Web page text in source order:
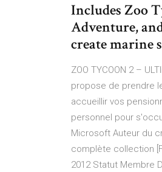
Includes Zoo
Adventure,
create marine
ZOO TYCOON 2 –
propose de prendre
accueillir vos
personnel pour
Microsoft Auteur du
complète collection
2012 Statut Membre